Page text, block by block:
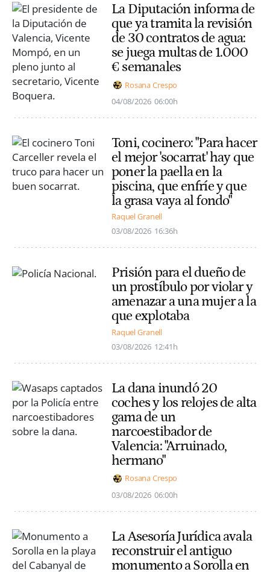
La Diputación informa de
que ya tramita la revisión
de 30 contratos de agua:
se juega multas de 1.000
€ semanales
Rosana Crespo
04/08/2026 06:00h
Toni, cocinero: "Para hacer
el mejor 'socarrat' hay que
poner la paella en la
piscina, que enfríe y que
la grasa vaya al fondo"
Raquel Granell
03/08/2026 16:36h
Prisión para el dueño de
un prostíbulo por violar y
amenazar a una mujer a la
que explotaba
Raquel Granell
03/08/2026 12:41h
La dana inundó 20
coches y los relojes de alta
gama de un
narcoestibador de
Valencia: "Arruinado,
hermano"
Rosana Crespo
03/08/2026 06:00h
La Asesoría Jurídica avala
reconstruir el antiguo
monumento a Sorolla en